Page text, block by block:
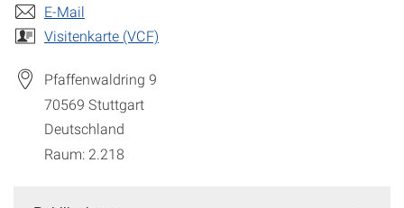
E-Mail
Visitenkarte (VCF)
Pfaffenwaldring 9
70569 Stuttgart
Deutschland
Raum: 2.218